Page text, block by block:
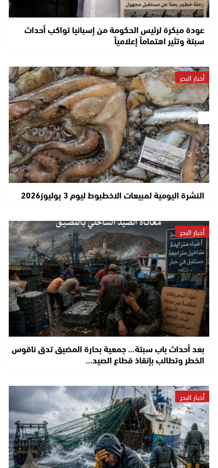
عودة مبكرة لرئيس الحكومة من إسبانيا تواكب أحداث
سبتة وتثير اهتماماً إعلامياً
أخبار البحر
النشرة اليومية لمبيعات الاخطبوط ليوم 3 يوليوز2026
أخبار البحر
بعد أحداث باب سبتة… جمعية بحارة المضيق تدق ناقوس
الخطر وتطالب بإنقاذ قطاع الصيد…
أخبار البحر